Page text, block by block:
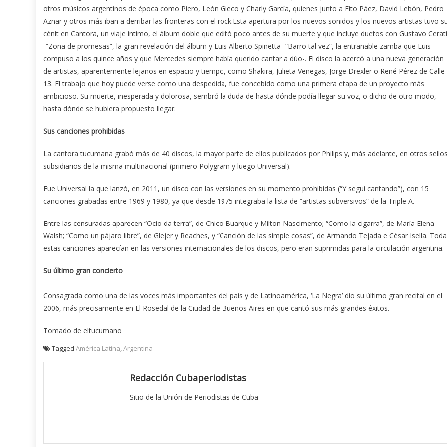
otros músicos argentinos de época como Piero, León Gieco y Charly García, quienes junto a Fito Páez, David Lebón, Pedro
Aznar y otros más iban a derribar las fronteras con el rock.Esta apertura por los nuevos sonidos y los nuevos artistas tuvo
cénit en Cantora, un viaje íntimo, el álbum doble que editó poco antes de su muerte y que incluye duetos con Gustavo Cerati
-“Zona de promesas”, la gran revelación del álbum y Luis Alberto Spinetta -“Barro tal vez”, la entrañable zamba que Luis
compuso a los quince años y que Mercedes siempre había querido cantar a dúo-. El disco la acercó a una nueva generación
de artistas, aparentemente lejanos en espacio y tiempo, como Shakira, Julieta Venegas, Jorge Drexler o René Pérez de Calle
13. El trabajo que hoy puede verse como una despedida, fue concebido como una primera etapa de un proyecto más
ambicioso. Su muerte, inesperada y dolorosa, sembró la duda de hasta dónde podía llegar su voz, o dicho de otro modo,
hasta dónde se hubiera propuesto llegar.
Sus canciones prohibidas
La cantora tucumana grabó más de 40 discos, la mayor parte de ellos publicados por Philips y, más adelante, en otros sellos
subsidiarios de la misma multinacional (primero Polygram y luego Universal).
Fue Universal la que lanzó, en 2011, un disco con las versiones en su momento prohibidas (“Y seguí cantando”), con 15
canciones grabadas entre 1969 y 1980, ya que desde 1975 integraba la lista de “artistas subversivos” de la Triple A.
Entre las censuradas aparecen “Ocio da terra”, de Chico Buarque y Milton Nascimento; “Como la cigarra”, de María Elena
Walsh; “Como un pájaro libre”, de Glejer y Reaches, y “Canción de las simple cosas”, de Armando Tejada e César Isella.
estas canciones aparecían en las versiones internacionales de los discos, pero eran suprimidas para la circulación argentina.
Su último gran concierto
Consagrada como una de las voces más importantes del país y de Latinoamérica, ‘La Negra’ dio su último gran recital en el
2006, más precisamente en El Rosedal de la Ciudad de Buenos Aires en que cantó sus más grandes éxitos.
Tomado de eltucumano
Tagged América Latina,Argentina
Redacción Cubaperiodistas
Sitio de la Unión de Periodistas de Cuba